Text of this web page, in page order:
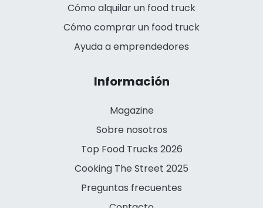
Cómo alquilar un food truck
Cómo comprar un food truck
Ayuda a emprendedores
Información
Magazine
Sobre nosotros
Top Food Trucks 2026
Cooking The Street 2025
Preguntas frecuentes